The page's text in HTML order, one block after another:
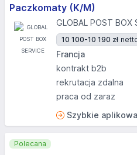
Paczkomaty (K/M)
GLOBAL POST BOX
10 100-10 190 zł
Francja
kontrakt b2b
rekrutacja zdalna
praca od zaraz
Szybkie
Polecana